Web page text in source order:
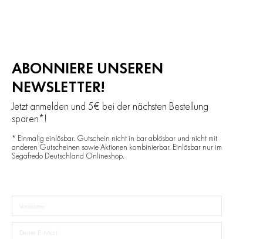
ABONNIERE UNSEREN
NEWSLETTER!
Jetzt anmelden und 5€ bei der nächsten Bestellung
sparen*!
* Einmalig einlösbar. Gutschein nicht in bar ablösbar und nicht mit
anderen Gutscheinen sowie Aktionen kombinierbar. Einlösbar nur im
Segafredo Deutschland Onlineshop.